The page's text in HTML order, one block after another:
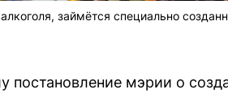
займётся специально
постановление мэрии о